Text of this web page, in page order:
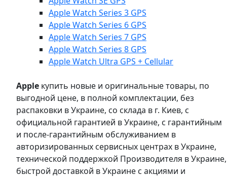
Apple Watch Series 3 GPS
Apple Watch Series 6 GPS
Apple Watch Series 7 GPS
Apple Watch Series 8 GPS
Apple Watch Ultra GPS + Cellular
Apple купить новые и оригинальные товары, по
выгодной цене, в полной комплектации, без
распаковки в Украине, со склада в г. Киев, с
официальной гарантией в Украине, с гарантийным
и после-гарантийным обслуживанием в
авторизированных сервисных центрах в Украине,
технической поддержкой Производителя в Украине,
быстрой доставкой в Украине с акциями и